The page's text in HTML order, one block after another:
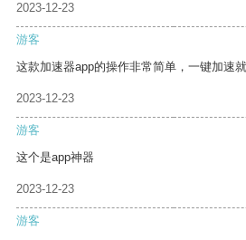
2023-12-23
游客
这款加速器app的操作非常简单，一键加速
2023-12-23
游客
这个是app神器
2023-12-23
游客